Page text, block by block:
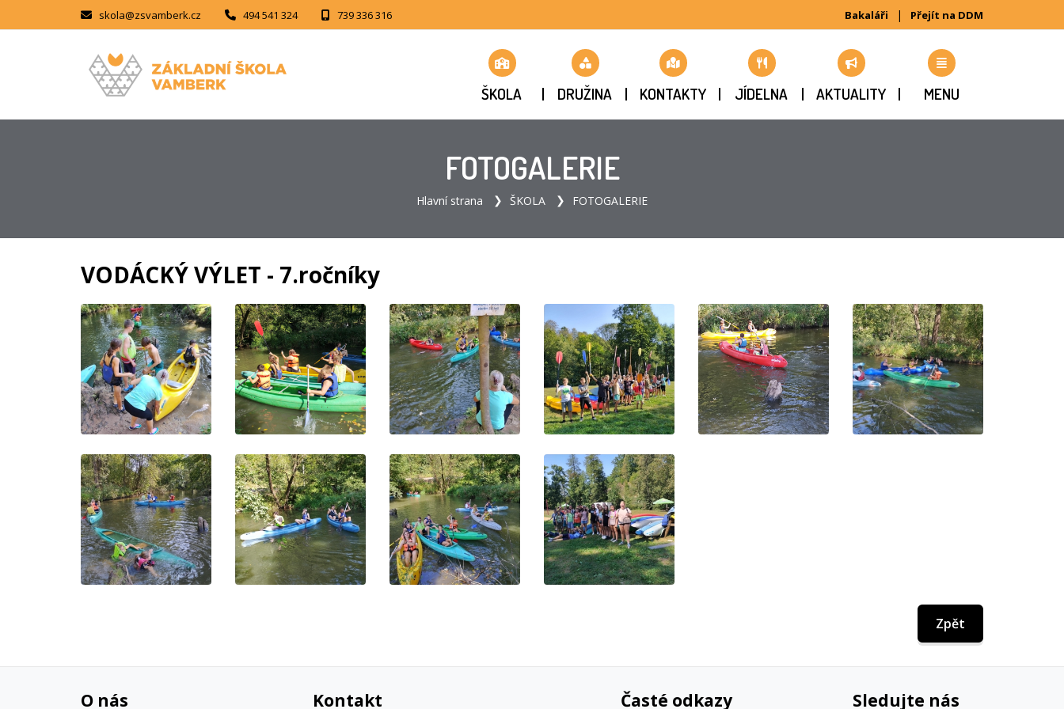
skola@zsvamberk.cz 494 541 324 739 336 316 Bakaláři | Přejít na DDM
ŠKOLA DRUŽINA KONTAKTY JÍDELNA AKTUALITY MENU
FOTOGALERIE
Hlavní strana ŠKOLA FOTOGALERIE
VODÁCKÝ VÝLET - 7.ročníky
Zpět
O nás Kontakt Časté odkazy Sledujte nás